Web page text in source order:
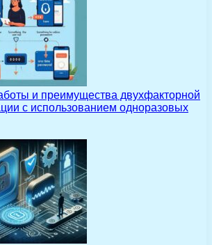
и преимущества двухфакторной
с использованием одноразовых